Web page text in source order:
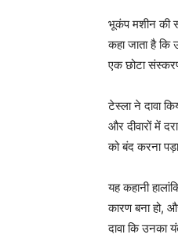
भूकंप मशीन की
कहा जाता है
एक छोटा
टेस्ला ने दावा
और दीवारों में
को बंद करना
यह कहानी
कारण बना हो,
दावा कि उनका